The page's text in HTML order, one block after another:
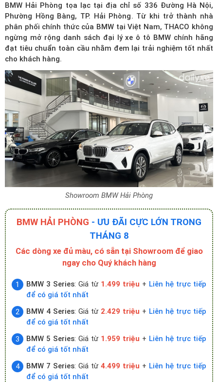
BMW Hải Phòng tọa lạc tại địa chỉ số 336 Đường Hà Nội,
Phường Hồng Bàng, TP. Hải Phòng. Từ khi trở thành nhà
phân phối chính thức của BMW tại Việt Nam, THACO không
ngừng mở rộng danh sách đại lý xe ô tô BMW chính hãng
đạt tiêu chuẩn toàn cầu nhằm đem lại trải nghiệm tốt nhất
cho khách hàng.
Showroom BMW Hải Phòng
BMW HẢI PHÒNG - ƯU ĐÃI CỰC LỚN TRONG
THÁNG 8
Các dòng xe đủ màu, có sẵn tại Showroom để giao
ngay cho Quý khách hàng
BMW 3 Series: Giá từ 1.499 triệu + Liên hệ trực tiếp
để có giá tốt nhất
BMW 4 Series: Giá từ 2.429 triệu + Liên hệ trực tiếp
để có giá tốt nhất
BMW 5 Series: Giá từ 1.959 triệu + Liên hệ trực tiếp
để có giá tốt nhất
BMW 7 Series: Giá từ 4.499 triệu + Liên hệ trực tiếp
để có giá tốt nhất